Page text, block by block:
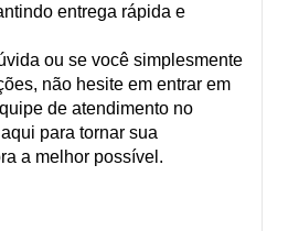
entrega rápida e
ou se você simplesmente
não hesite em entrar em
de atendimento no
para tornar sua
a melhor possível.